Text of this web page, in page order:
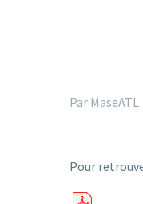
Par MaseATL
Pour